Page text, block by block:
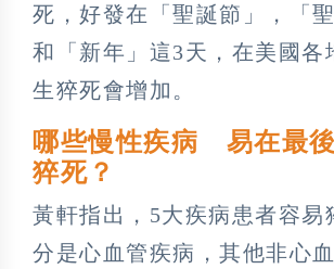
死，好發在「聖誕節」，「聖
和「新年」這3天，在美國各
生猝死會增加。
哪些慢性疾病 易在最
猝死？
黃軒指出，5大疾病患者容易
分是心血管疾病，其他非心